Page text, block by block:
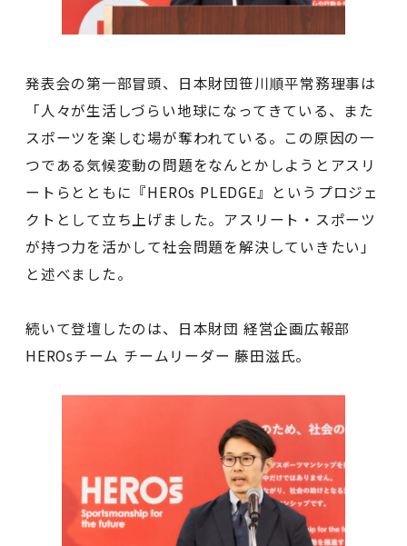
発表会の第一部冒頭、日本財団笹川順平常務理事は
「人々が生活しづらい地球になってきている、また
スポーツを楽しむ場が奪われている。この原因の一
つである気候変動の問題をなんとかしようとアスリ
ートらとともに『HEROs PLEDGE』というプロジェ
クトとして立ち上げました。アスリート・スポーツ
が持つ力を活かして社会問題を解決していきたい」
と述べました。
続いて登壇したのは、日本財団 経営企画広報部
HEROsチーム チームリーダー 藤田滋氏。